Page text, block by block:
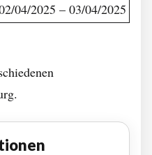
04/2025 – 03/04/2025